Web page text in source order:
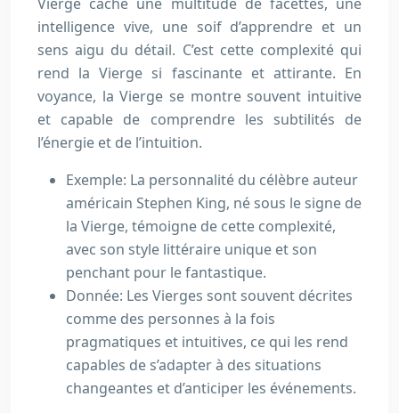
intelligence vive, une soif d’apprendre et un
sens aigu du détail. C’est cette complexité qui
rend la Vierge si fascinante et attirante. En
voyance, la Vierge se montre souvent intuitive
et capable de comprendre les subtilités de
l’énergie et de l’intuition.
Exemple: La personnalité du célèbre auteur
américain Stephen King, né sous le signe de
la Vierge, témoigne de cette complexité,
avec son style littéraire unique et son
penchant pour le fantastique.
Donnée: Les Vierges sont souvent décrites
comme des personnes à la fois
pragmatiques et intuitives, ce qui les rend
capables de s’adapter à des situations
changeantes et d’anticiper les événements.